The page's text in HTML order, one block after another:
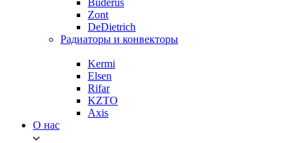
Buderus
Zont
DeDietrich
Радиаторы и конвекторы
Kermi
Elsen
Rifar
KZTO
Axis
О нас